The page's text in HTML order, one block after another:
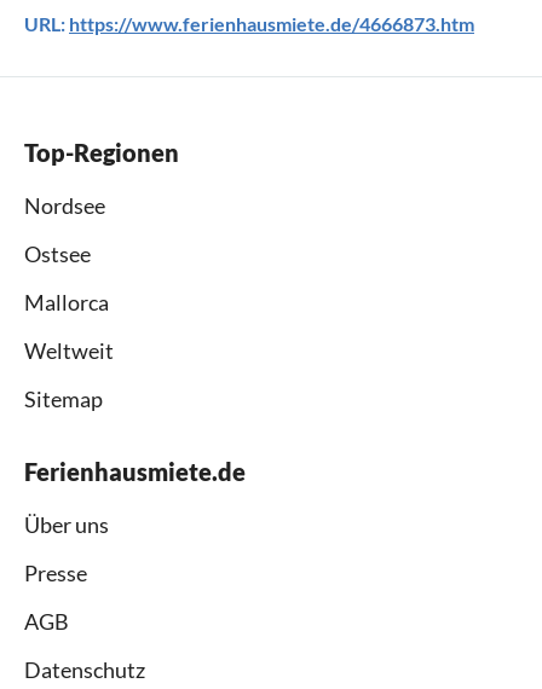
URL: https://www.ferienhausmiete.de/4666873.htm
Top-Regionen
Nordsee
Ostsee
Mallorca
Weltweit
Sitemap
Ferienhausmiete.de
Über uns
Presse
AGB
Datenschutz